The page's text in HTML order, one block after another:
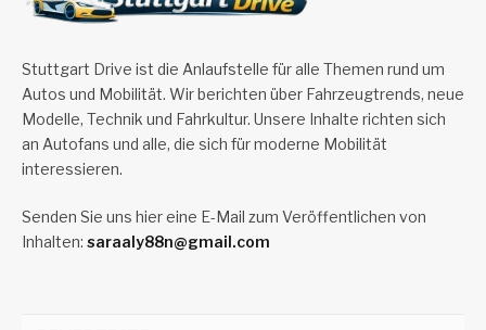
Stuttgart Drive ist die Anlaufstelle für alle Themen rund um
Autos und Mobilität. Wir berichten über Fahrzeugtrends, neue
Modelle, Technik und Fahrkultur. Unsere Inhalte richten sich
an Autofans und alle, die sich für moderne Mobilität
interessieren.
Senden Sie uns hier eine E-Mail zum Veröffentlichen von
Inhalten: saraaly88n@gmail.com